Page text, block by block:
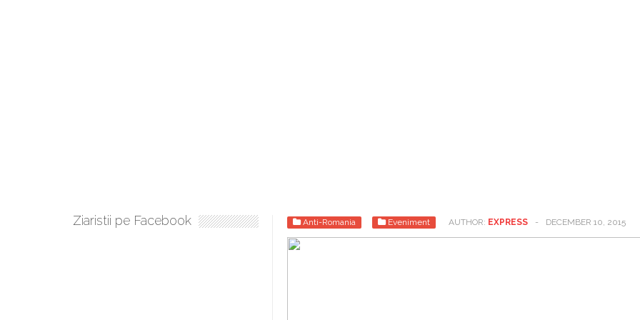
Anti-Romania Eveniment AUTHOR: EXPRESS - DECEMBER 10, 2015
Ziaristii pe Facebook